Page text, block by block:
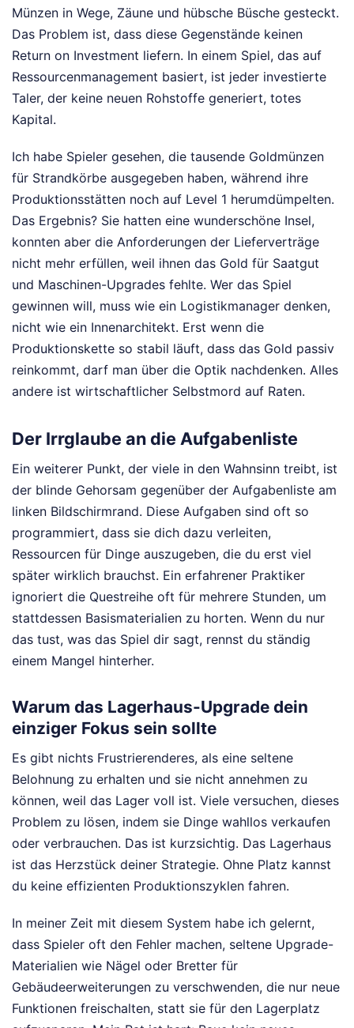
Münzen in Wege, Zäune und hübsche Büsche gesteckt.
Das Problem ist, dass diese Gegenstände keinen
Return on Investment liefern. In einem Spiel, das auf
Ressourcenmanagement basiert, ist jeder investierte
Taler, der keine neuen Rohstoffe generiert, totes
Kapital.
Ich habe Spieler gesehen, die tausende Goldmünzen
für Strandkörbe ausgegeben haben, während ihre
Produktionsstätten noch auf Level 1 herumdümpelten.
Das Ergebnis? Sie hatten eine wunderschöne Insel,
konnten aber die Anforderungen der Lieferverträge
nicht mehr erfüllen, weil ihnen das Gold für Saatgut
und Maschinen-Upgrades fehlte. Wer das Spiel
gewinnen will, muss wie ein Logistikmanager denken,
nicht wie ein Innenarchitekt. Erst wenn die
Produktionskette so stabil läuft, dass das Gold passiv
reinkommt, darf man über die Optik nachdenken. Alles
andere ist wirtschaftlicher Selbstmord auf Raten.
Der Irrglaube an die Aufgabenliste
Ein weiterer Punkt, der viele in den Wahnsinn treibt, ist
der blinde Gehorsam gegenüber der Aufgabenliste am
linken Bildschirmrand. Diese Aufgaben sind oft so
programmiert, dass sie dich dazu verleiten,
Ressourcen für Dinge auszugeben, die du erst viel
später wirklich brauchst. Ein erfahrener Praktiker
ignoriert die Questreihe oft für mehrere Stunden, um
stattdessen Basismaterialien zu horten. Wenn du nur
das tust, was das Spiel dir sagt, rennst du ständig
einem Mangel hinterher.
Warum das Lagerhaus-Upgrade dein
einziger Fokus sein sollte
Es gibt nichts Frustrierenderes, als eine seltene
Belohnung zu erhalten und sie nicht annehmen zu
können, weil das Lager voll ist. Viele versuchen, dieses
Problem zu lösen, indem sie Dinge wahllos verkaufen
oder verbrauchen. Das ist kurzsichtig. Das Lagerhaus
ist das Herzstück deiner Strategie. Ohne Platz kannst
du keine effizienten Produktionszyklen fahren.
In meiner Zeit mit diesem System habe ich gelernt,
dass Spieler oft den Fehler machen, seltene Upgrade-
Materialien wie Nägel oder Bretter für
Gebäudeerweiterungen zu verschwenden, die nur neue
Funktionen freischalten, statt sie für den Lagerplatz